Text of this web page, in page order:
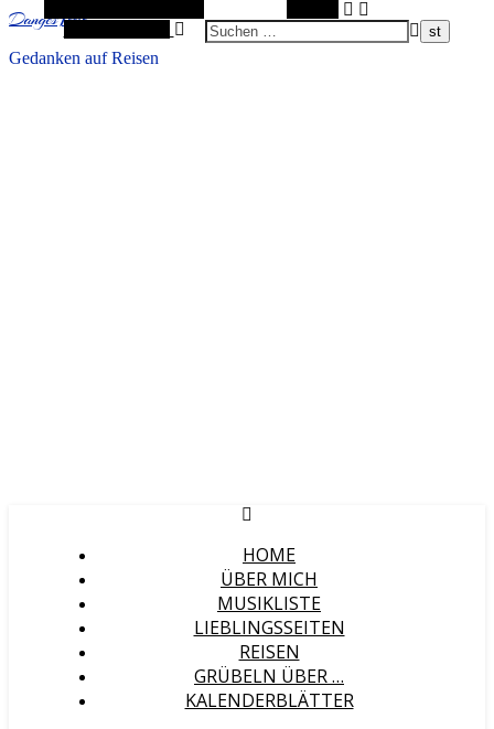
DangesWelt
Gedanken auf Reisen
Zufallsauswahl
HOME
ÜBER MICH
MUSIKLISTE
LIEBLINGSSEITEN
REISEN
GRÜBELN ÜBER …
KALENDERBLÄTTER